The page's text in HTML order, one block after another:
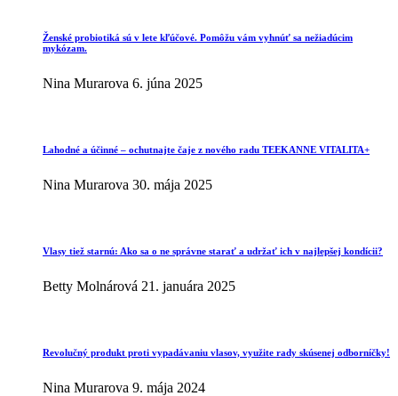
Ženské probiotiká sú v lete kľúčové. Pomôžu vám vyhnúť sa nežiadúcim
mykózam.
Nina Murarova 6. júna 2025
Lahodné a účinné – ochutnajte čaje z nového radu TEEKANNE VITALITA+
Nina Murarova 30. mája 2025
Vlasy tiež starnú: Ako sa o ne správne starať a udržať ich v najlepšej kondícii?
Betty Molnárová 21. januára 2025
Revolučný produkt proti vypadávaniu vlasov, využite rady skúsenej odborníčky!
Nina Murarova 9. mája 2024